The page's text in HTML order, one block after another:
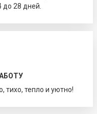
до 28 дней.
тихо, тепло и уютно!